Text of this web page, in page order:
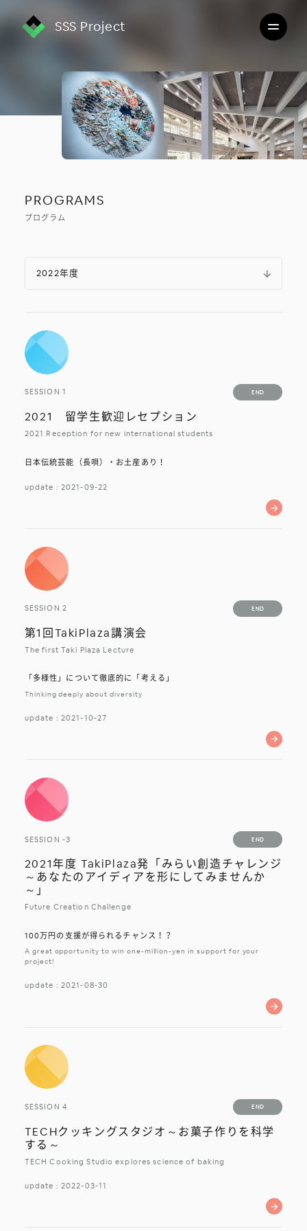
SSS Project
PROGRAMS
プログラム
2022年度
SESSION 1
END
受付終了
2021 留学生歓迎レセプション
2021 Reception for new international students
日本伝統芸能（長唄）・お土産あり！
update : 2021-09-22
SESSION 2
END
受付終了
第1回TakiPlaza講演会
The first Taki Plaza Lecture
「多様性」について徹底的に「考える」
Thinking deeply about diversity
update : 2021-10-27
SESSION -3
受付終了
END
受付終了
2021年度 TakiPlaza発「みらい創造チャレンジ
～あなたのアイディアを形にしてみませんか
～」
Future Creation Challenge
100万円の支援が得られるチャンス！？
A great opportunity to win one-million-yen in support for your
project!
update : 2021-08-30
SESSION 4
END
受付終了
TECHクッキングスタジオ～お菓子作りを科学
する～
TECH Cooking Studio explores science of baking
update : 2022-03-11